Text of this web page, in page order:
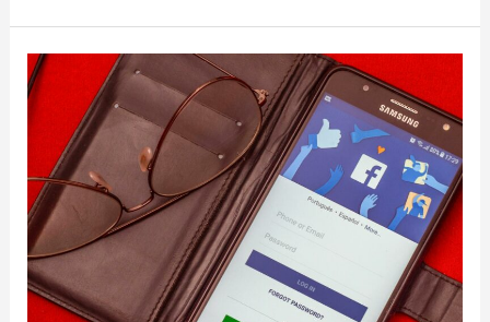
Apa
Itu
Jasa
Iklan
Facebook
dan
Mengapa
Penting?